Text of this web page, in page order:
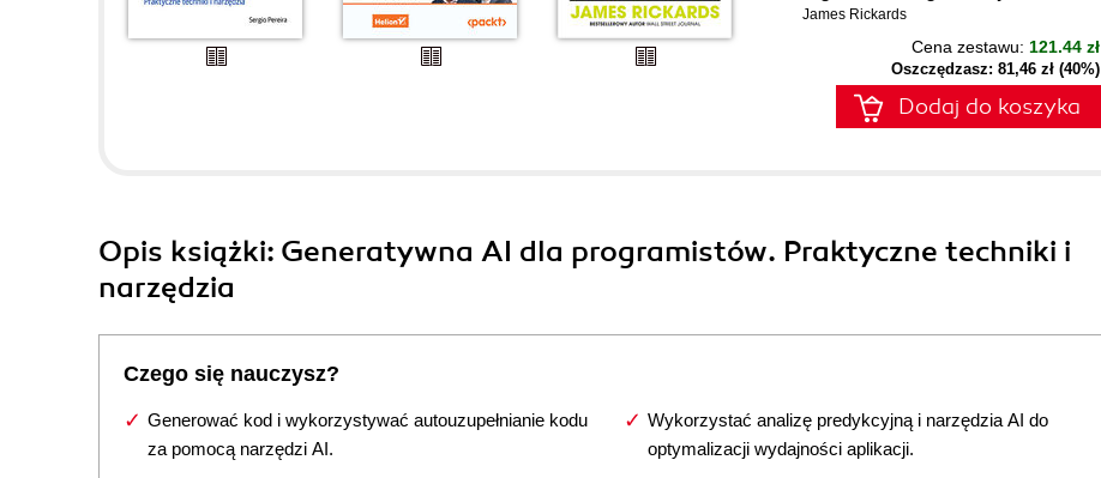
James Rickards
Cena zestawu: 121.44 zł
Oszczędzasz: 81,46 zł (40%)
Dodaj do koszyka
Opis książki: Generatywna AI dla programistów. Praktyczne techniki i
narzędzia
Czego się nauczysz?
Generować kod i wykorzystywać autouzupełnianie kodu
za pomocą narzędzi AI.
Wykorzystać analizę predykcyjną i narzędzia AI do
optymalizacji wydajności aplikacji.